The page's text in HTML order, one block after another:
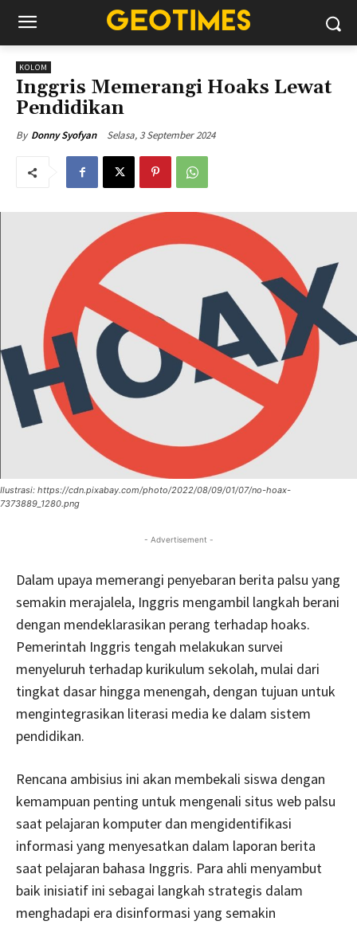
KOLOM
Inggris Memerangi Hoaks Lewat
Pendidikan
By Donny Syofyan Selasa, 3 September 2024
Ilustrasi: https://cdn.pixabay.com/photo/2022/08/09/01/07/no-hoax-
7373889_1280.png
- Advertisement -
Dalam upaya memerangi penyebaran berita palsu yang
semakin merajalela, Inggris mengambil langkah berani
dengan mendeklarasikan perang terhadap hoaks.
Pemerintah Inggris tengah melakukan survei
menyeluruh terhadap kurikulum sekolah, mulai dari
tingkat dasar hingga menengah, dengan tujuan untuk
mengintegrasikan literasi media ke dalam sistem
pendidikan.
Rencana ambisius ini akan membekali siswa dengan
kemampuan penting untuk mengenali situs web palsu
saat pelajaran komputer dan mengidentifikasi
informasi yang menyesatkan dalam laporan berita
saat pelajaran bahasa Inggris. Para ahli menyambut
baik inisiatif ini sebagai langkah strategis dalam
menghadapi era disinformasi yang semakin